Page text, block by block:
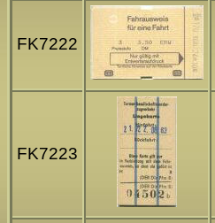
FK7222
FK7223